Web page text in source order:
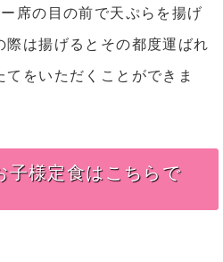
席の目の前で天ぷらを揚げ
は揚げるとその都度運ばれ
をいただくことができま
子様定食はこちらで